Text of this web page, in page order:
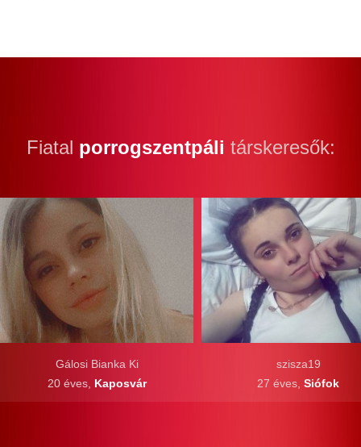
Fiatal porrogszentpáli társkeresők:
Gálosi Bianka Ki
20 éves, Kaposvár
szisza19
27 éves, Siófok